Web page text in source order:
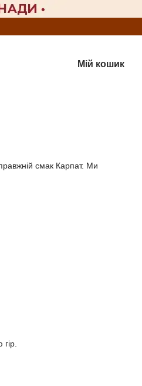
Мій кошик
смак Карпат. Ми